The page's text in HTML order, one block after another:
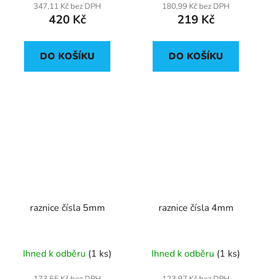
347,11 Kč bez DPH
420 Kč
DO KOŠÍKU
180,99 Kč bez DPH
219 Kč
DO KOŠÍKU
raznice čísla 5mm
Ihned k odběru (1 ks)
raznice čísla 4mm
Ihned k odběru (1 ks)